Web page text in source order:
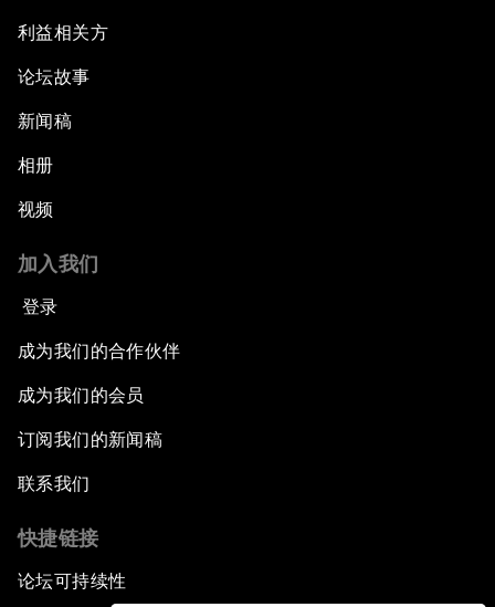
利益相关方
论坛故事
新闻稿
相册
视频
加入我们
登录
成为我们的合作伙伴
成为我们的会员
订阅我们的新闻稿
联系我们
快捷链接
论坛可持续性